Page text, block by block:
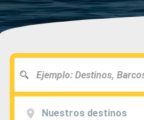
Nuestros destinos